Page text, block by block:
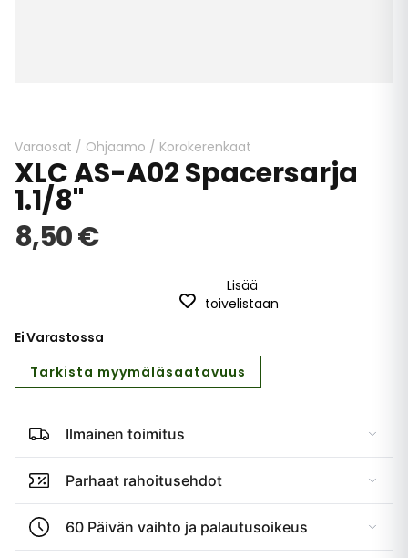
beginning
of
the
images
gallery
Varaosat / Ohjaamo / Korokerenkaat
XLC AS-A02 Spacersarja
1.1/8"
8,50 €
Lisää
toivelistaan
Ei Varastossa
Tarkista myymäläsaatavuus
Ilmainen toimitus
Parhaat rahoitusehdot
60 Päivän vaihto ja palautusoikeus